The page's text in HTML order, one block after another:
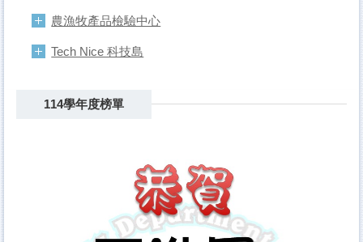
農漁牧產品檢驗中心
Tech Nice 科技島
114學年度榜單